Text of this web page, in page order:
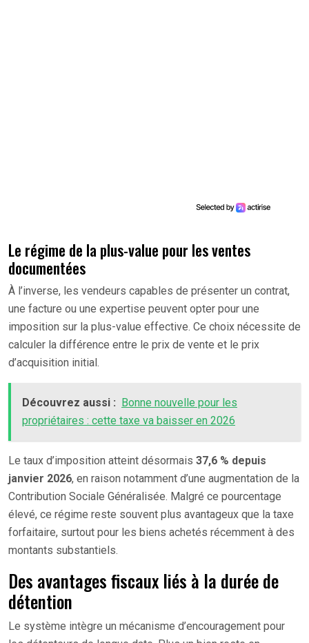
Le régime de la plus-value pour les ventes
documentées
À l’inverse, les vendeurs capables de présenter un contrat,
une facture ou une expertise peuvent opter pour une
imposition sur la plus-value effective. Ce choix nécessite de
calculer la différence entre le prix de vente et le prix
d’acquisition initial.
Découvrez aussi : Bonne nouvelle pour les
propriétaires : cette taxe va baisser en 2026
Le taux d’imposition atteint désormais 37,6 % depuis
janvier 2026, en raison notamment d’une augmentation de la
Contribution Sociale Généralisée. Malgré ce pourcentage
élevé, ce régime reste souvent plus avantageux que la taxe
forfaitaire, surtout pour les biens achetés récemment à des
montants substantiels.
Des avantages fiscaux liés à la durée de
détention
Le système intègre un mécanisme d’encouragement pour